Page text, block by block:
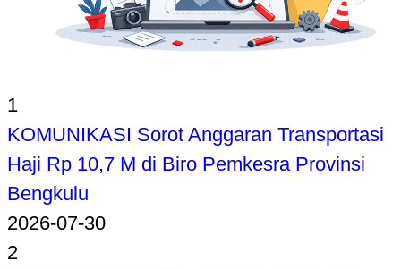
1
KOMUNIKASI Sorot Anggaran Transportasi
Haji Rp 10,7 M di Biro Pemkesra Provinsi
Bengkulu
2026-07-30
2